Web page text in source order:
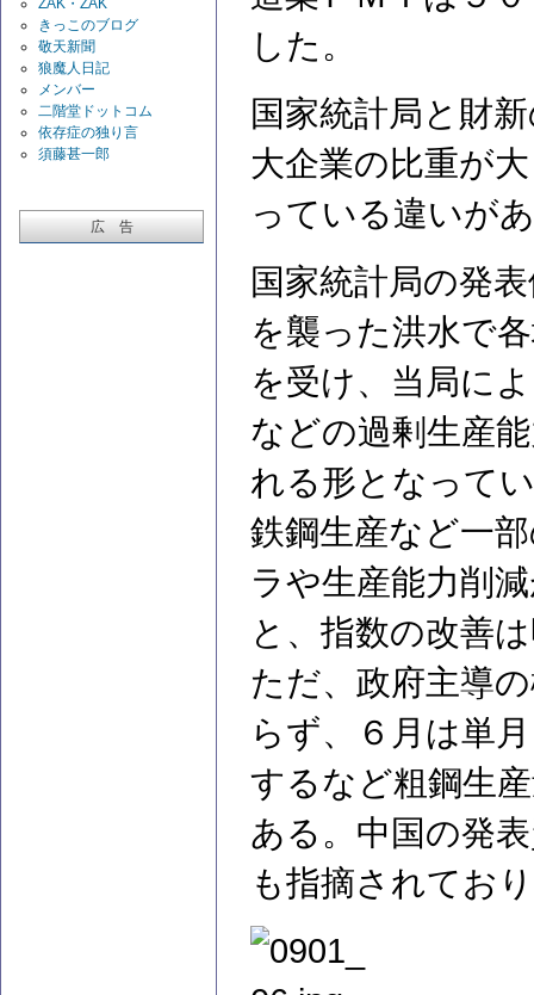
ZAK・ZAK
きっこのブログ
敬天新聞
狼魔人日記
メンバー
二階堂ドットコム
依存症の独り言
須藤甚一郎
広 告
した。
国家統計局と財
大企業の比重が
っている違いが
国家統計局の発
を襲った洪水で
を受け、当局に
などの過剰生産
れる形となって
鉄鋼生産など一
ラや生産能力削
と、指数の改善
ただ、政府主導
らず、６月は単
するなど粗鋼生
ある。中国の発
も指摘されてお